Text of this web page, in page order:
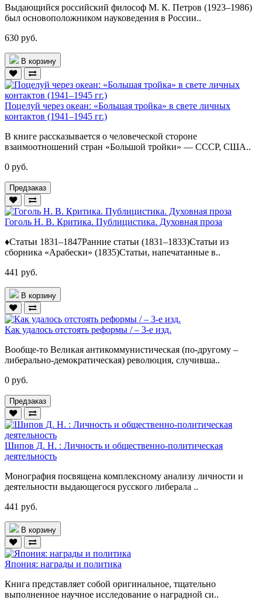
Выдающийся российский философ М. К. Петров (1923–1986)
был основоположником науковедения в России..
630 руб.
В корзину
Поцелуй через океан: «Большая тройка» в свете личных
контактов (1941–1945 гг.)
В книге рассказывается о человеческой стороне
взаимоотношений стран «Большой тройки» — СССР, США..
0 руб.
Предзаказ
Гоголь Н. В. Критика. Публицистика. Духовная проза
♦Статьи 1831–1847Ранние статьи (1831–1833)Статьи из
сборника «Арабески» (1835)Статьи, напечатанные в..
441 руб.
В корзину
Как удалось отстоять реформы / – 3-е изд.
Вообще-то Великая антикоммунистическая (по-другому –
либерально-демократическая) революция, случивша..
0 руб.
Предзаказ
Шипов Д. Н. : Личность и общественно-политическая
деятельность
Монография посвящена комплексному анализу личности и
деятельности выдающегося русского либерала ..
441 руб.
В корзину
Япония: награды и политика
Книга представляет собой оригинальное, тщательно
выполненное научное исследование о наградной си..